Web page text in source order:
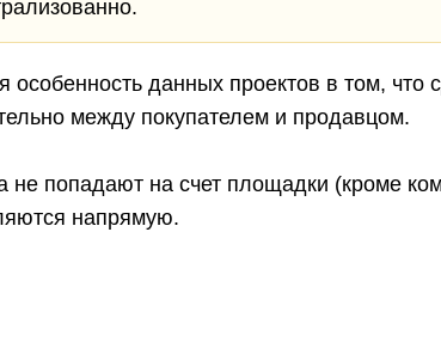
особенность данных проектов в том, что
между покупателем и продавцом.
не попадают на счет площадки (кроме
напрямую.